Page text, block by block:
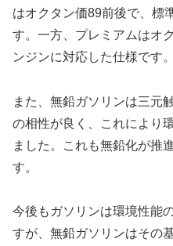
はオクタン価89前後で、標
す。一方、プレミアムはオ
ンジンに対応した仕様です。
また、無鉛ガソリンは三元
の相性が良く、これにより
ました。これも無鉛化が推
す。
今後もガソリンは環境性能
すが、無鉛ガソリンはその